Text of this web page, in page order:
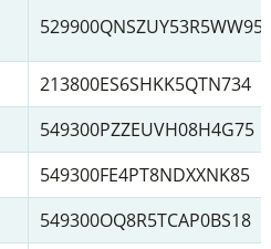
529900QNSZUY53R5WW95
213800ES6SHKK5QTN734
549300PZZEUVH08H4G75
549300FE4PT8NDXXNK85
549300OQ8R5TCAP0BS18